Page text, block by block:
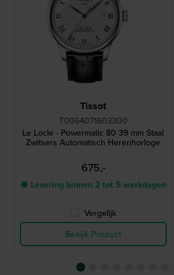
Tissot
T0064071603300
Le Locle - Powermatic 80 39 mm Staal
Zwitsers Automatisch Herenhorloge
675,-
● Levering binnen 2 tot 5 werkdagen
Vergelijk
Bekijk Product